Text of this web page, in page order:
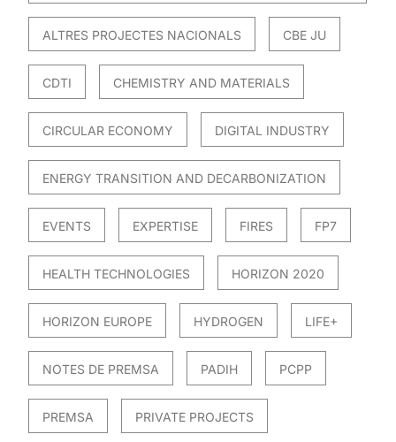
ALTRES PROJECTES NACIONALS CBE JU
CDTI CHEMISTRY AND MATERIALS
CIRCULAR ECONOMY DIGITAL INDUSTRY
ENERGY TRANSITION AND DECARBONIZATION
EVENTS EXPERTISE FIRES FP7
HEALTH TECHNOLOGIES HORIZON 2020
HORIZON EUROPE HYDROGEN LIFE+
NOTES DE PREMSA PADIH PCPP
PREMSA PRIVATE PROJECTS